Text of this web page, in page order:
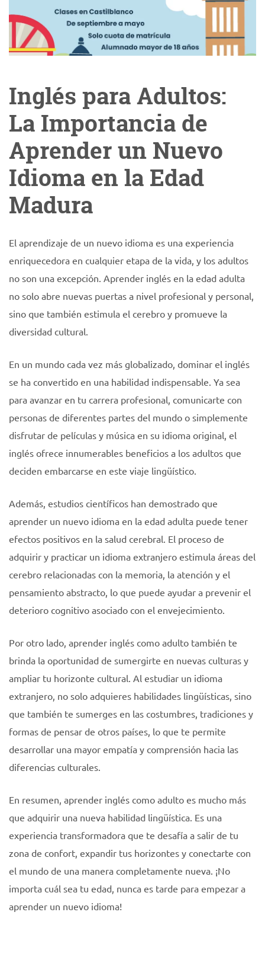
Inglés para Adultos:
La Importancia de
Aprender un Nuevo
Idioma en la Edad
Madura
El aprendizaje de un nuevo idioma es una experiencia
enriquecedora en cualquier etapa de la vida, y los adultos
no son una excepción. Aprender inglés en la edad adulta
no solo abre nuevas puertas a nivel profesional y personal,
sino que también estimula el cerebro y promueve la
diversidad cultural.
En un mundo cada vez más globalizado, dominar el inglés
se ha convertido en una habilidad indispensable. Ya sea
para avanzar en tu carrera profesional, comunicarte con
personas de diferentes partes del mundo o simplemente
disfrutar de películas y música en su idioma original, el
inglés ofrece innumerables beneficios a los adultos que
deciden embarcarse en este viaje lingüístico.
Además, estudios científicos han demostrado que
aprender un nuevo idioma en la edad adulta puede tener
efectos positivos en la salud cerebral. El proceso de
adquirir y practicar un idioma extranjero estimula áreas del
cerebro relacionadas con la memoria, la atención y el
pensamiento abstracto, lo que puede ayudar a prevenir el
deterioro cognitivo asociado con el envejecimiento.
Por otro lado, aprender inglés como adulto también te
brinda la oportunidad de sumergirte en nuevas culturas y
ampliar tu horizonte cultural. Al estudiar un idioma
extranjero, no solo adquieres habilidades lingüísticas, sino
que también te sumerges en las costumbres, tradiciones y
formas de pensar de otros países, lo que te permite
desarrollar una mayor empatía y comprensión hacia las
diferencias culturales.
En resumen, aprender inglés como adulto es mucho más
que adquirir una nueva habilidad lingüística. Es una
experiencia transformadora que te desafía a salir de tu
zona de confort, expandir tus horizontes y conectarte con
el mundo de una manera completamente nueva. ¡No
importa cuál sea tu edad, nunca es tarde para empezar a
aprender un nuevo idioma!